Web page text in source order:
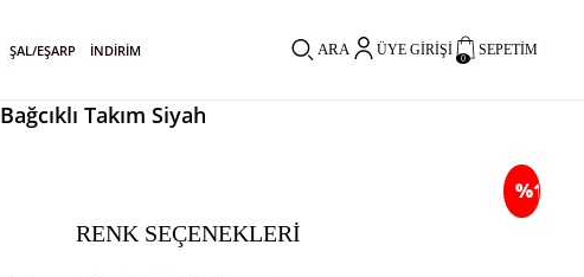
ŞAL/EŞARP İNDİRİM ARA ÜYE GIRIŞI SEPETIM
0
Bağcıklı Takım Siyah
%15
RENK SEÇENEKLERI